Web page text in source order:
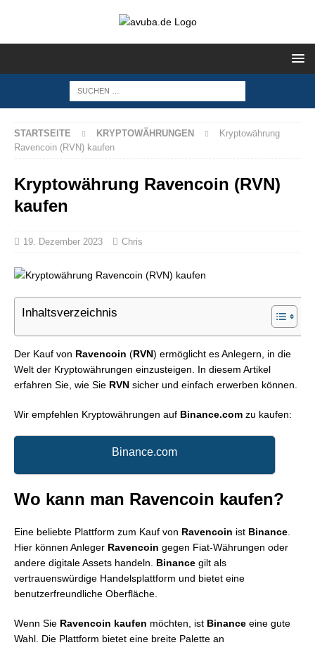
STARTSEITE KRYPTOWÄHRUNGEN
Kryptowährung
Ravencoin (RVN) kaufen
Kryptowährung Ravencoin (RVN)
kaufen
19. Dezember 2023 Chris
Inhaltsverzeichnis
Der Kauf von Ravencoin (RVN) ermöglicht es Anlegern, in die
Welt der Kryptowährungen einzusteigen. In diesem Artikel
erfahren Sie, wie Sie RVN sicher und einfach erwerben können.
Wir empfehlen Kryptowährungen auf Binance.com zu kaufen:
Binance.com
Wo kann man Ravencoin kaufen?
Eine beliebte Plattform zum Kauf von Ravencoin ist Binance
Hier können Anleger Ravencoin gegen Fiat-Währungen oder
andere digitale Assets handeln. Binance gilt als
vertrauenswürdige Handelsplattform und bietet eine
benutzerfreundliche Oberfläche.
Wenn Sie Ravencoin kaufen möchten, ist Binance eine gute
Wahl. Die Plattform bietet eine breite Palette an